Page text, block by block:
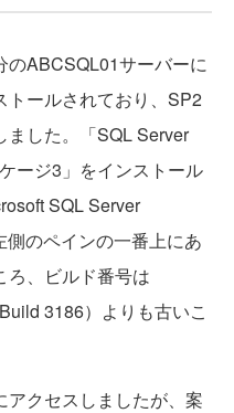
ABCSQL01サーバーに
トールされており、SP2
ました。「SQL Server
ージ3」をインストール
SQL Server
のペインの一番上にあ
ろ、ビルド番号は
3186）よりも古いこ
クセスしましたが、案